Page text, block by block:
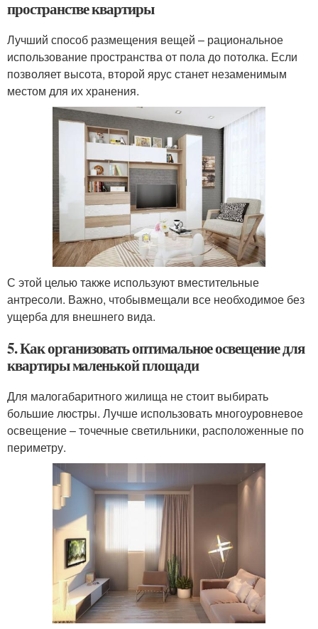
пространстве квартиры
Лучший способ размещения вещей – рациональное
использование пространства от пола до потолка. Если
позволяет высота, второй ярус станет незаменимым
местом для их хранения.
С этой целью также используют вместительные
антресоли. Важно, чтобывмещали все необходимое без
ущерба для внешнего вида.
5. Как организовать оптимальное освещение для
квартиры маленькой площади
Для малогабаритного жилища не стоит выбирать
большие люстры. Лучше использовать многоуровневое
освещение – точечные светильники, расположенные по
периметру.